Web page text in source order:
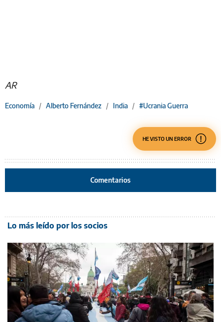
AR
Economía / Alberto Fernández / India / #Ucrania Guerra
HE VISTO UN ERROR
Comentarios
Lo más leído por los socios